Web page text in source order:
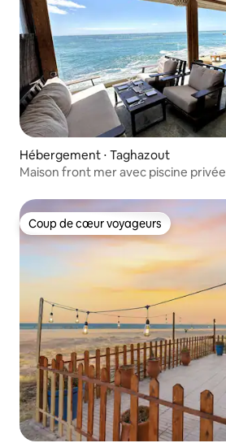
Hébergement ⋅ Taghazout
Maison front mer avec piscine privée
Coup de cœur voyageurs
Coup de cœur voyageurs